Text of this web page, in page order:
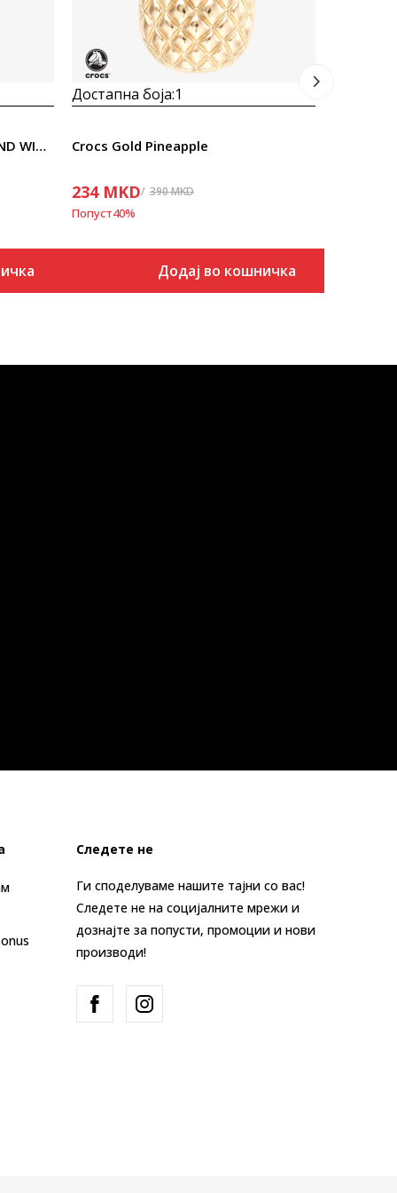
Crocs SILVER METAL HEART AND WINGS
Достапна боја:1
Crocs Gold Pineapple
234 MKD 390MKD
Попуст40%
Додај во кошничка
Следете не
Ги споделуваме нашите тајни со вас!
Следете не на социјалните мрежи и
дознајте за попусти, промоции и нови
производи!